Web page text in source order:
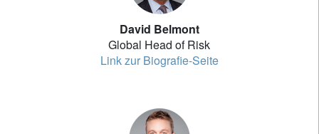
David Belmont
Global Head of Risk
Link zur Biografie-Seite